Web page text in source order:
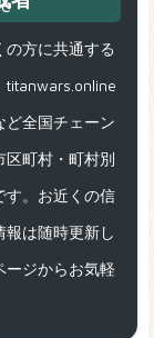
方に共通する
titanwars.online
ど全国チェーン
町村・町村別
す。お近くの信
報は随時更新し
ージからお気軽